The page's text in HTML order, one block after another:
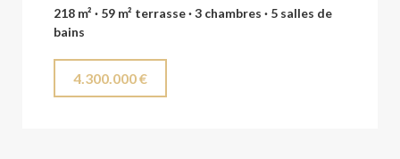
218 m² · 59 m² terrasse · 3 chambres · 5 salles de
bains
4.300.000 €